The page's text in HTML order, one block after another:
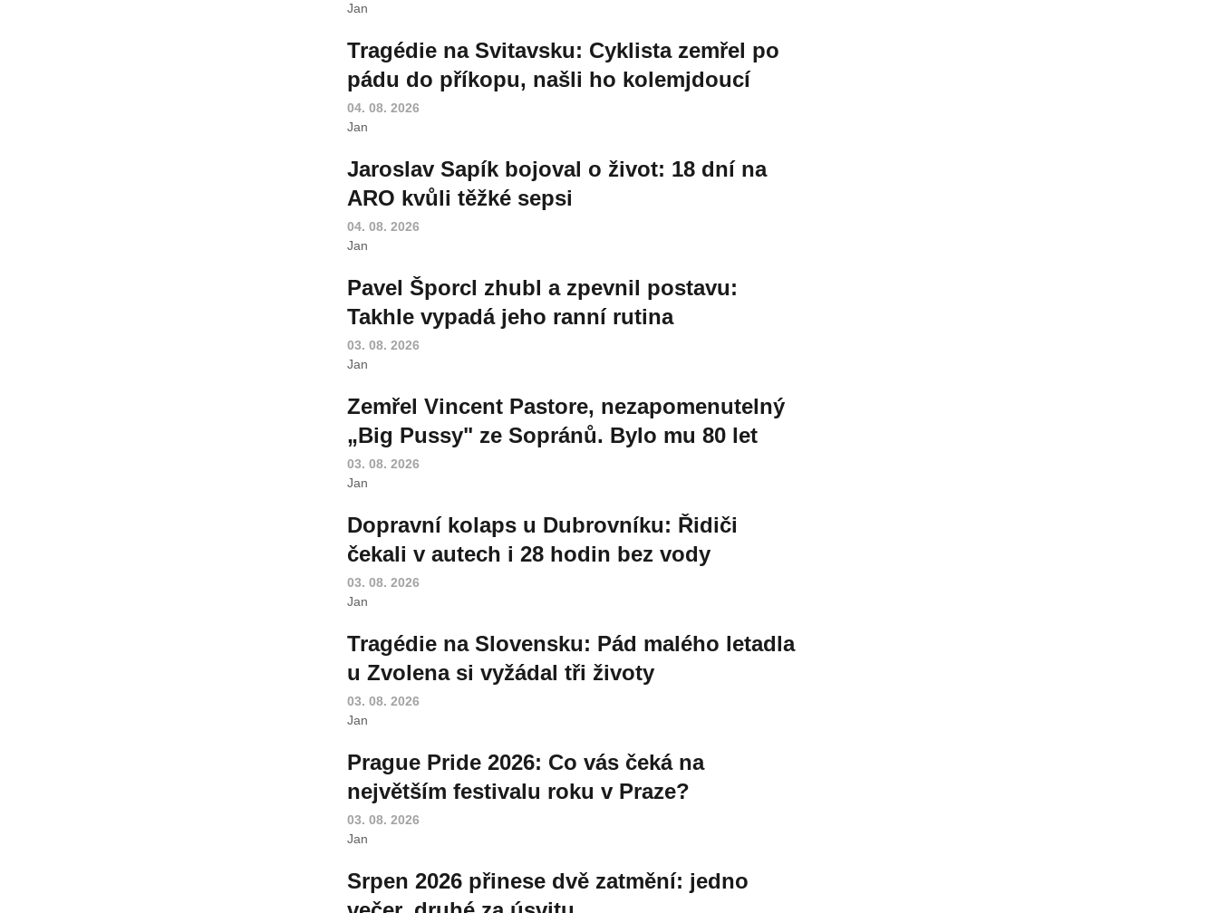
Jan
Tragédie na Svitavsku: Cyklista zemřel po
pádu do příkopu, našli ho kolemjdoucí
04. 08. 2026
Jan
Jaroslav Sapík bojoval o život: 18 dní na
ARO kvůli těžké sepsi
04. 08. 2026
Jan
Pavel Šporcl zhubl a zpevnil postavu:
Takhle vypadá jeho ranní rutina
03. 08. 2026
Jan
Zemřel Vincent Pastore, nezapomenutelný
„Big Pussy" ze Sopránů. Bylo mu 80 let
03. 08. 2026
Jan
Dopravní kolaps u Dubrovníku: Řidiči
čekali v autech i 28 hodin bez vody
03. 08. 2026
Jan
Tragédie na Slovensku: Pád malého letadla
u Zvolena si vyžádal tři životy
03. 08. 2026
Jan
Prague Pride 2026: Co vás čeká na
největším festivalu roku v Praze?
03. 08. 2026
Jan
Srpen 2026 přinese dvě zatmění: jedno